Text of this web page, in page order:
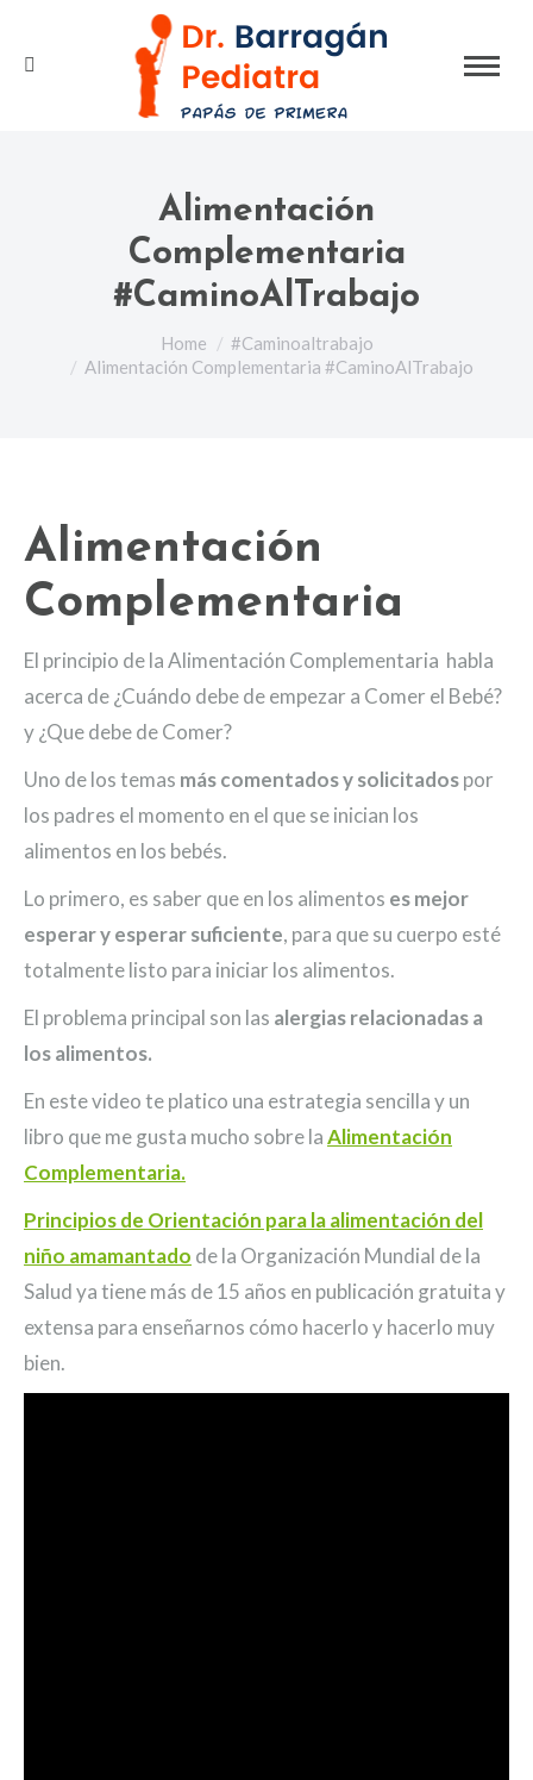
Search:
Alimentación
Complementaria
#CaminoAlTrabajo
Home
#Caminoaltrabajo
Alimentación Complementaria #CaminoAlTrabajo
Alimentación
Complementaria
El principio de la Alimentación Complementaria habla
acerca de ¿Cuándo debe de empezar a Comer el Bebé?
y ¿Que debe de Comer?
Uno de los temas más comentados y solicitadospor
los padres el momento en el que se inician los
alimentos en los bebés.
Lo primero, es saber que en los alimentos es mejor
esperar y esperar suficiente, para que su cuerpo esté
totalmente listo para iniciar los alimentos.
El problema principal son las alergias relacionadas a
los alimentos.
En este video te platico una estrategia sencilla y un
libro que me gusta mucho sobre laAlimentación
Complementaria.
Principios de Orientación para la alimentación del
niño amamantado de la Organización Mundial de la
Salud ya tiene más de 15 años en publicación gratuita y
extensa para enseñarnos cómo hacerlo y hacerlo muy
bien.